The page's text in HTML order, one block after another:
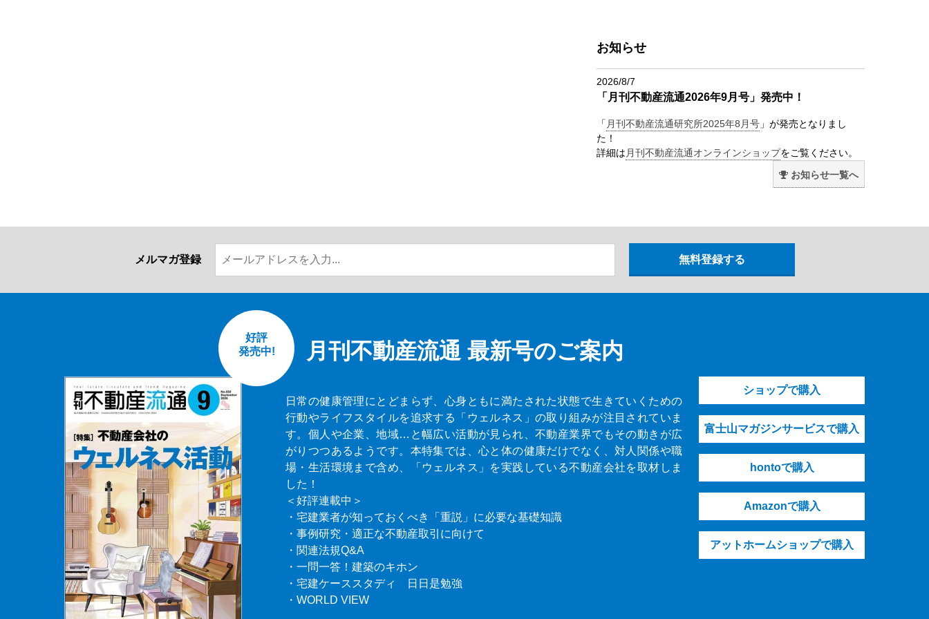
お知らせ
2026/8/7
「月刊不動産流通2026年9月号」発売中！
「 月刊不動産流通研究所2025年8月号 」が発売となりまし
た！
詳細は 月刊不動産流通オンラインショップをご覧ください。
お知らせ一覧へ
メルマガ登録
月刊不動産流通 最新号のご案内
好評
発売中!
日常の健康管理にとどまらず、心身ともに満たされた状態で生きていくための
行動やライフスタイルを追求する「ウェルネス」の取り組みが注目されていま
す。個人や企業、地域…と幅広い活動が見られ、不動産業界でもその動きが広
がりつつあるようです。本特集では、心と体の健康だけでなく、対人関係や職
場・生活環境まで含め、「ウェルネス」を実践している不動産会社を取材しま
した！
＜好評連載中＞
・宅建業者が知っておくべき「重説」に必要な基礎知識
・事例研究・適正な不動産取引に向けて
・関連法規Q&A
・一問一答！建築のキホン
・宅建ケーススタディ 日日是勉強
・WORLD VIEW
ショップで購入
富士山マガジンサービスで購入
hontoで購入
Amazonで購入
アットホームショップで購入